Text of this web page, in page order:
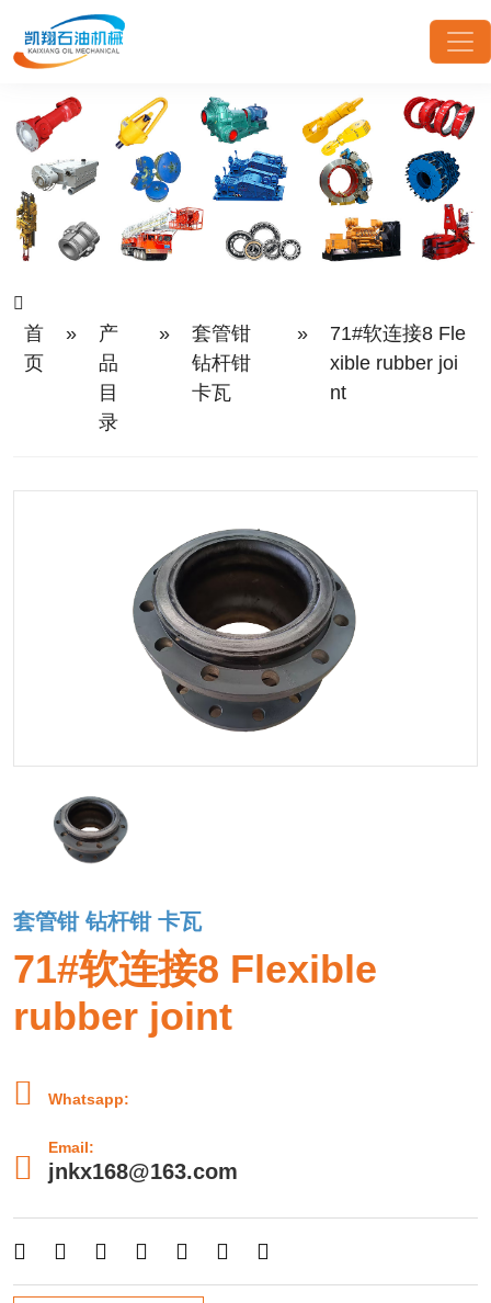
首
页
»
产
品
目
录
»
套管钳
钻杆钳
卡瓦
»
71#软连接8 Fle
xible rubber joi
nt
套管钳 钻杆钳 卡瓦
71#软连接8 Flexible
rubber joint
 Whatsapp:

Email:
jnkx168@163.com
      